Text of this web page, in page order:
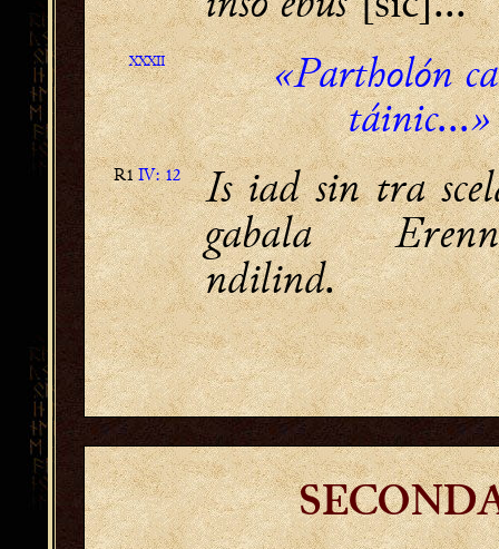
XXXII
«Partholón
táinic...»
R1IV: 12
Is iad sin tra
gabala
ndilind.